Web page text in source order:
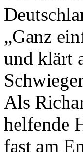
„Ganz
und klärt
Als
helfende
fast am